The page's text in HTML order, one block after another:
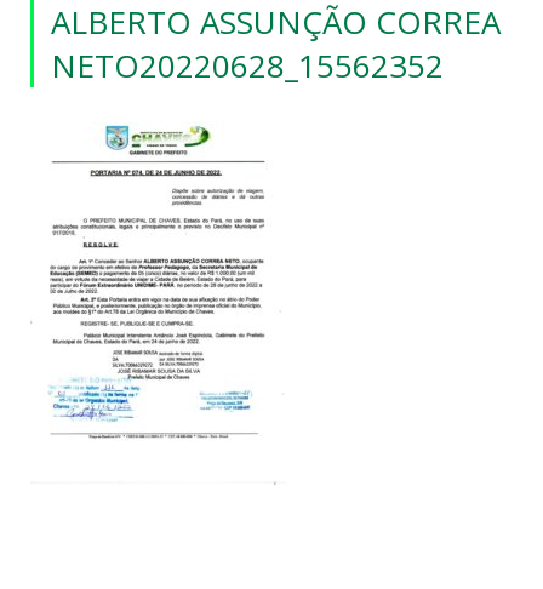
ALBERTO ASSUNÇÃO CORREA
NETO20220628_15562352